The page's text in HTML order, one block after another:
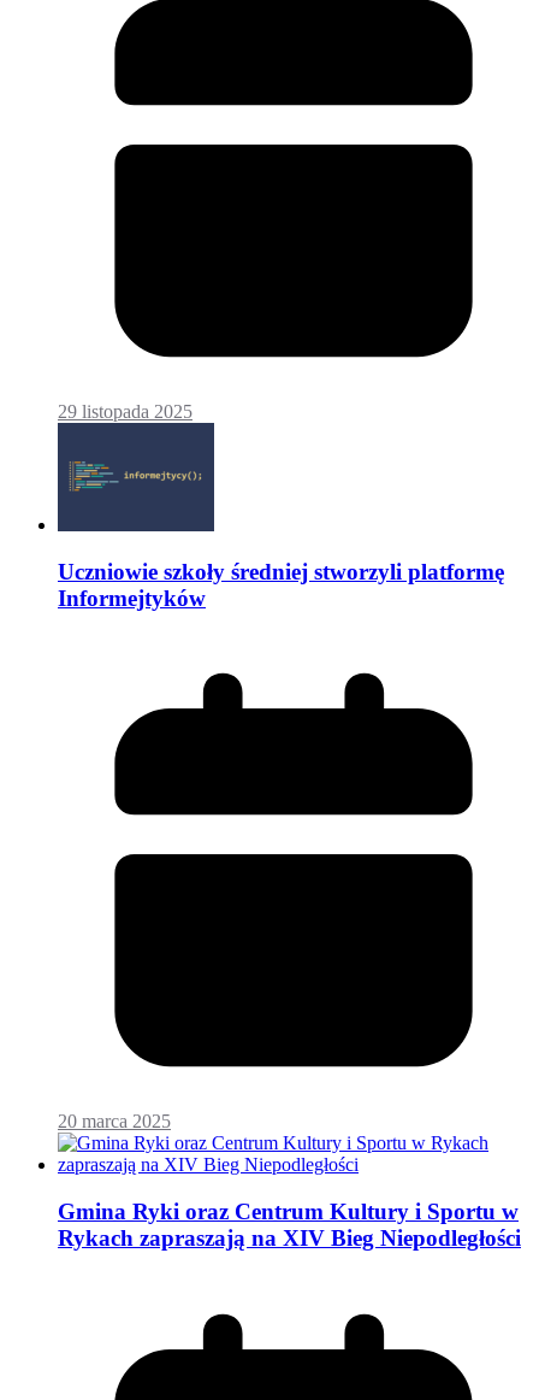
29 listopada 2025
Uczniowie szkoły średniej stworzyli platformę
Informejtyków
20 marca 2025
Gmina Ryki oraz Centrum Kultury i Sportu w
Rykach zapraszają na XIV Bieg Niepodległości